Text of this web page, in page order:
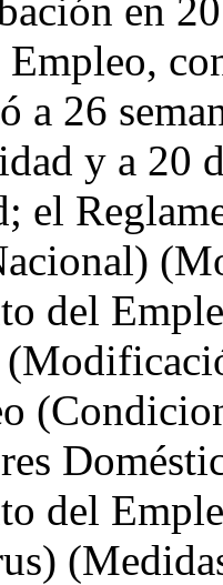
en
a 26
y a 20
el
del
del